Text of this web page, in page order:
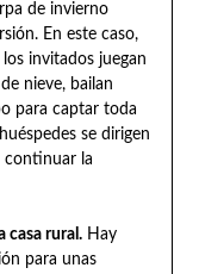
de invierno
En este caso,
invitados juegan
nieve, bailan
para captar toda
se dirigen
continuar la
casa rural.Hay
para unas